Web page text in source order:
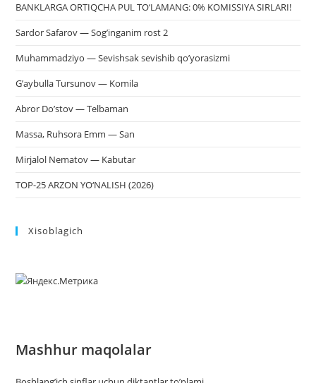
BANKLARGA ORTIQCHA PUL TO‘LAMANG: 0% KOMISSIYA SIRLARI!
Sardor Safarov — Sog’inganim rost 2
Muhammadziyo — Sevishsak sevishib qo’yorasizmi
G’aybulla Tursunov — Komila
Abror Do’stov — Telbaman
Massa, Ruhsora Emm — San
Mirjalol Nematov — Kabutar
TOP-25 ARZON YO‘NALISH (2026)
Xisoblagich
Mashhur maqolalar